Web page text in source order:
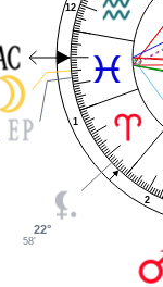
1
2
12
22°
58'